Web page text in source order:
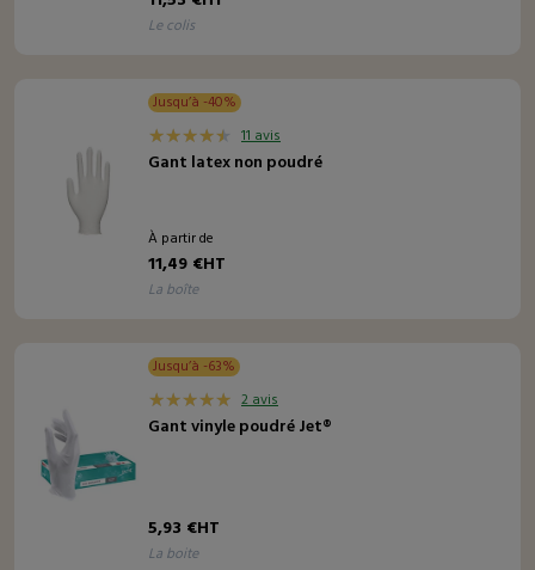
le colis
Jusqu’à -40%
11 avis
Gant latex non poudré
À partir de
11,49 €HT
la boîte
Jusqu’à -63%
2 avis
Gant vinyle poudré Jet®
5,93 €HT
la boite